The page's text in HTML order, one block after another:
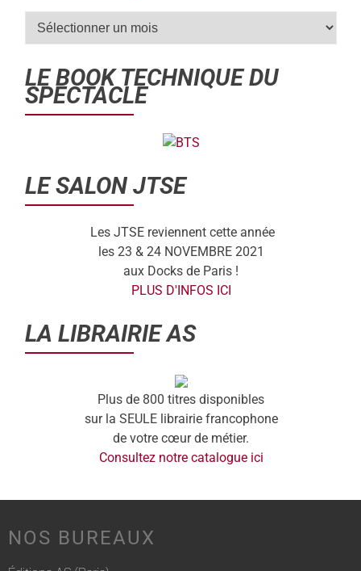
LE BOOK TECHNIQUE DU
SPECTACLE
LE SALON JTSE
Les JTSE reviennent cette année
les 23 & 24 NOVEMBRE 2021
aux Docks de Paris !
PLUS D'INFOS ICI
LA LIBRAIRIE AS
Plus de 800 titres disponibles
sur la SEULE librairie francophone
de votre cœur de métier.
Consultez notre catalogue ici
NOS BUREAUX